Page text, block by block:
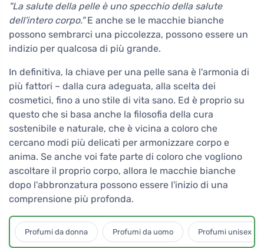
"La salute della pelle è uno specchio della salute
dell'intero corpo."E anche se le macchie bianche
possono sembrarci una piccolezza, possono essere un
indizio per qualcosa di più grande.
In definitiva, la chiave per una pelle sana è l'armonia di
più fattori – dalla cura adeguata, alla scelta dei
cosmetici, fino a uno stile di vita sano. Ed è proprio su
questo che si basa anche la filosofia della cura
sostenibile e naturale, che è vicina a coloro che
cercano modi più delicati per armonizzare corpo e
anima. Se anche voi fate parte di coloro che vogliono
ascoltare il proprio corpo, allora le macchie bianche
dopo l'abbronzatura possono essere l'inizio di una
comprensione più profonda.
Profumi da donna Profumi da uomo Profumi unisex